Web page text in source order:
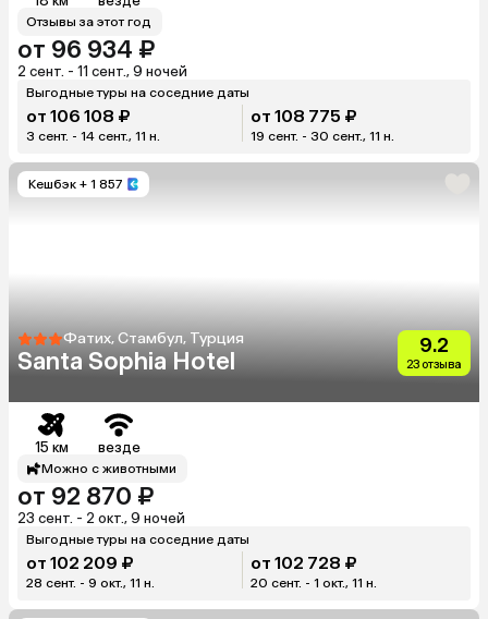
Отзывы за этот год
от 96 934 ₽
2 сент. - 11 сент., 9 ночей
Выгодные туры на соседние даты
от 106 108 ₽
3 сент. - 14 сент., 11 н.
от 108 775 ₽
19 сент. - 30 сент., 11 н.
Кешбэк + 1 857
Фатих, Стамбул, Турция
Santa Sophia Hotel
9.2
23 отзыва
15 км везде
Можно с животными
от 92 870 ₽
23 сент. - 2 окт., 9 ночей
Выгодные туры на соседние даты
от 102 209 ₽
28 сент. - 9 окт., 11 н.
от 102 728 ₽
20 сент. - 1 окт., 11 н.